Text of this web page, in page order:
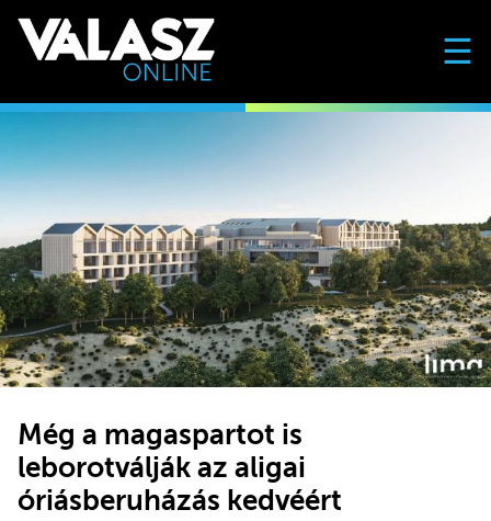
☰
Még a magaspartot is
leborotválják az aligai
óriásberuházás kedvéért